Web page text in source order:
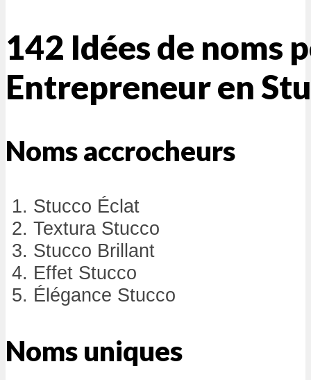
142 Idées de noms
Entrepreneur en
Noms accrocheurs
Stucco Éclat
Textura Stucco
Stucco Brillant
Effet Stucco
Élégance Stucco
Noms uniques